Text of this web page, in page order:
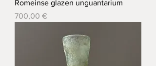
Romeinse glazen unguantarium
Prix
700,00 €